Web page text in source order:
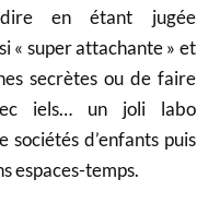
dire en étant jugée
« super attachante » et
secrètes ou de faire
iels… un joli labo
sociétés d’enfants puis
espaces-temps.